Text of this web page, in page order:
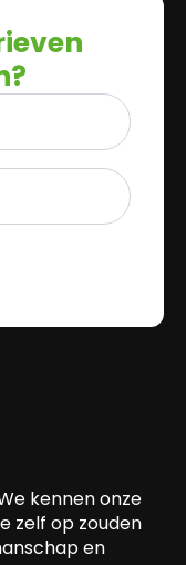
kennen onze
zelf op zouden
en